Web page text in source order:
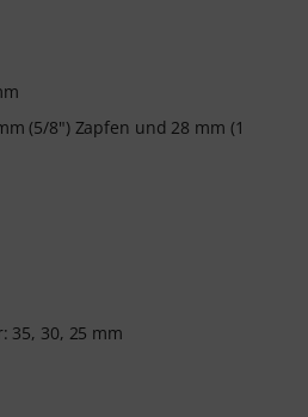
(5/8") Zapfen und 28 mm (1
35, 30, 25 mm